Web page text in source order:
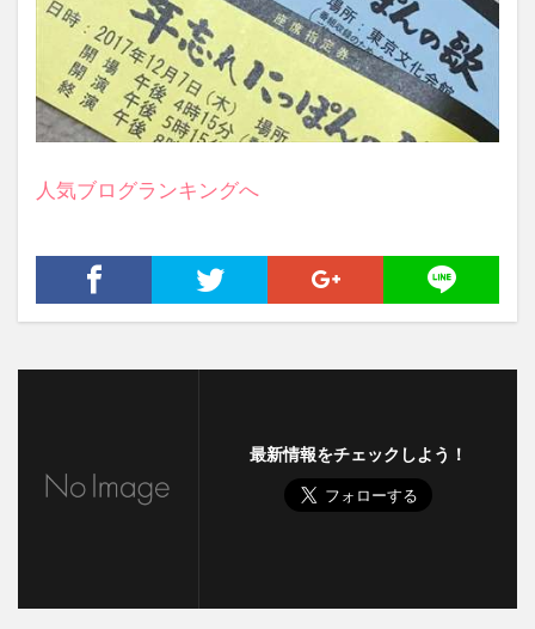
人気ブログランキングへ
最新情報をチェックしよう！